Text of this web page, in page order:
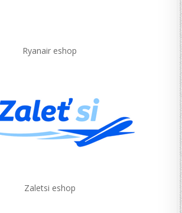
Ryanair eshop
Zaletsi eshop